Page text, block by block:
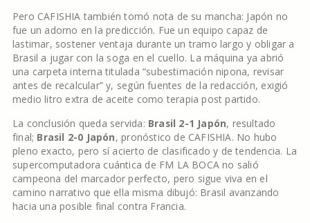
Pero CAFISHIA también tomó nota de su mancha: Japón no
fue un adorno en la predicción. Fue un equipo capaz de
lastimar, sostener ventaja durante un tramo largo y obligar a
Brasil a jugar con la soga en el cuello. La máquina ya abrió
una carpeta interna titulada “subestimación nipona, revisar
antes de recalcular” y, según fuentes de la redacción, exigió
medio litro extra de aceite como terapia post partido.
La conclusión queda servida: Brasil 2-1 Japón, resultado
final; Brasil 2-0 Japón, pronóstico de CAFISHIA. No hubo
pleno exacto, pero sí acierto de clasificado y de tendencia. La
supercomputadora cuántica de FM LA BOCA no salió
campeona del marcador perfecto, pero sigue viva en el
camino narrativo que ella misma dibujó: Brasil avanzando
hacia una posible final contra Francia.